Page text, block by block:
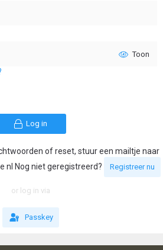
Toon
Log in
of reset, stuur een mailtje naar
nl Nog niet geregistreerd?
Registreer nu
or log in via
Passkey